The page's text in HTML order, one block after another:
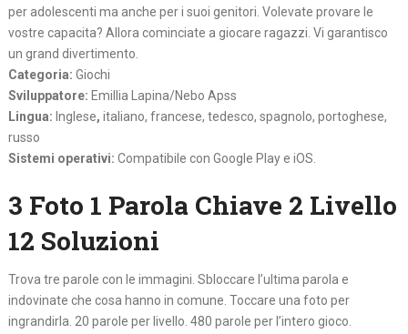
per adolescenti ma anche per i suoi genitori. Volevate provare le
vostre capacita? Allora cominciate a giocare ragazzi. Vi garantisco
un grand divertimento.
Categoria: Giochi
Sviluppatore: Emillia Lapina/Nebo Apss
Lingua: Inglese, italiano, francese, tedesco, spagnolo, portoghese,
russo
Sistemi operativi: Compatibile con Google Play e iOS.
3 Foto 1 Parola Chiave 2 Livello
12 Soluzioni
Trova tre parole con le immagini. Sbloccare l’ultima parola e
indovinate che cosa hanno in comune. Toccare una foto per
ingrandirla. 20 parole per livello. 480 parole per l’intero gioco.